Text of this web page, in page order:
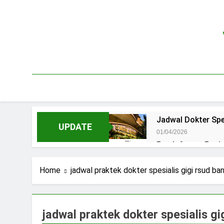
UPDATE
Jadwal Dokter
01/04/2026
Pendaftaran
Jadwal Praktek
Jadwal Dokter
Pendaftaran
Home jadwal praktek dokter spesialis gigi rsud
jadwal praktek dokter spesialis